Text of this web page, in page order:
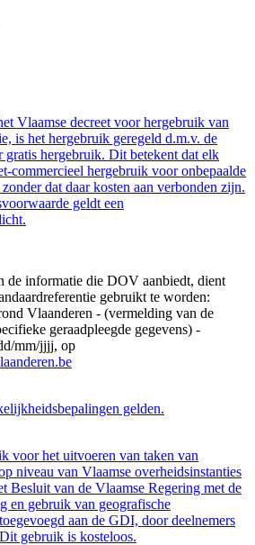
Vlaamse decreet voor hergebruik van
is het hergebruik geregeld d.m.v. de
hergebruik. Dit betekent dat elk
commercieel hergebruik voor onbepaalde
dat daar kosten aan verbonden zijn.
geldt een
de informatie die DOV aanbiedt, dient
gebruikt te worden:
Vlaanderen - (vermelding van de
geraadpleegde gegevens) -
mm/jjjj, op
gelden.
voor het uitvoeren van taken van
niveau van Vlaamse overheidsinstanties
Besluit van de Vlaamse Regering met de
en gebruik van geografische
aan de GDI, door deelnemers
gebruik is kosteloos.